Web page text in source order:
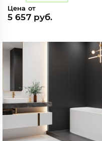
Цена от
5 657 руб.